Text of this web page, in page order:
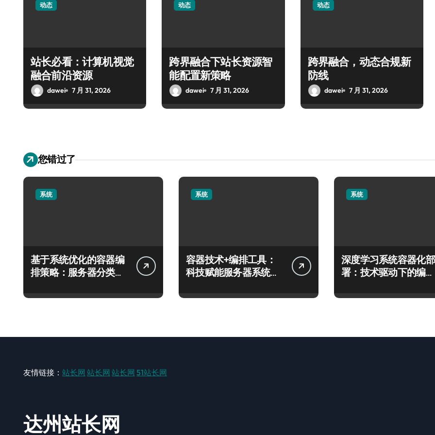
动态
站长必看：计算机视觉
融合前沿资源
dawei 7 月 31, 2026
动态
跨界融合下站长资源智
能配置新策略
dawei 7 月 31, 2026
动态
跨界融合，动态合规新
防线
dawei 7 月 31, 2026
您错过了
系统
基于系统优化的容器编
排策略：服务器分类效
系统
容器技术+编排工具：
科技赋能服务器系统云
系统
深度学习系统容器化部
署：技术驱动下的编排
友情链接： 站长网 站长网 站长网 51站长网
达州站长网